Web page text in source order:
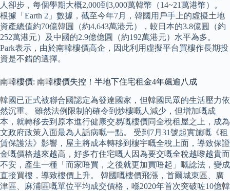
人卻步，每個學期大概2,000到3,000萬韓幣（14~21萬港幣）。
根據「Earth 2」數據，截至今年7月，韓國用戶手上的虛擬土地
資產總值約70億韓圓（約4,643萬港元），較日本的3.8億圓（約
252萬港元）及中國的2.9億億圓（約192萬港元）水平為多。
Park表示，由於南韓樓價高企，因此利用虛擬平台買樓作長期投
資是不錯的選擇。
南韓樓價: 南韓樓價失控！半地下住宅租金4年飆逾八成
韓國已正式被聯合國認定為發達國家，但韓國民眾的生活壓力依
然沉重。 雖然法例限制的確令到炒樓嘅人減少，但增加嘅成
本，就轉移去到原本進行健康交易嘅樓價同全稅租屋之上，成為
文政府政策入面最為人詬病嘅一點。 受到7月31號起實施嘅《租
賃保護法》影響，屋主將成本轉移到樓宇嘅全稅上面，導致保證
金嘅價格越來越高，好多冇住宅嘅人因為要交嘅全稅越嚟越貴而
不安，產生一種「而家唔買，之後就更加買唔起」嘅諗法，變成
直接買樓，導致樓價上升。 韓國嘅樓價飛漲，首爾城東區、廣
津區、麻浦區嘅單位平均成交價格，喺2020年首次突破咗10億韓